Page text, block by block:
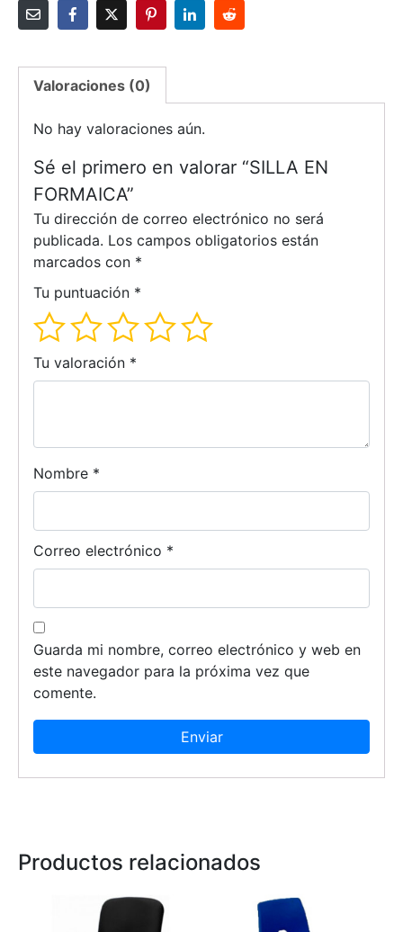
Valoraciones (0)
No hay valoraciones aún.
Sé el primero en valorar “SILLA EN
FORMAICA”
Tu dirección de correo electrónico no será
publicada. Los campos obligatorios están
marcados con *
Tu puntuación *
Tu valoración *
Nombre *
Correo electrónico *
Guarda mi nombre, correo electrónico y web en
este navegador para la próxima vez que
comente.
Productos relacionados